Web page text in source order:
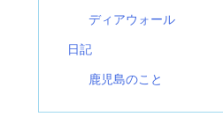
ディアウォール
日記
鹿児島のこと